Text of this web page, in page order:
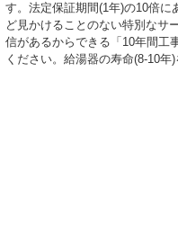
す。法定保証期間(1年)の10倍に
ど見かけることのない特別なサ
信があるからできる「10年間工
ください。給湯器の寿命(8-10年